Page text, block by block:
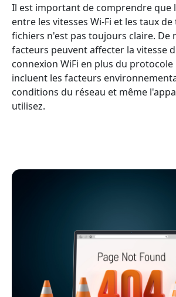
Il est important de comprendre que
entre les vitesses Wi-Fi et les taux
fichiers n'est pas toujours claire. De
facteurs peuvent affecter la vitesse
connexion WiFi en plus du protocole
incluent les facteurs
conditions du réseau et même
utilisez.